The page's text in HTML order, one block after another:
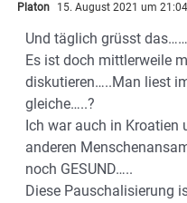
Platon 15. August 2021 um
Und täglich grüsst
Es ist doch mittlerweile
diskutieren…..Man liest
gleiche…..?
Ich war auch in Kroatien
anderen
noch GESUND…..
Diese Pauschalisierung